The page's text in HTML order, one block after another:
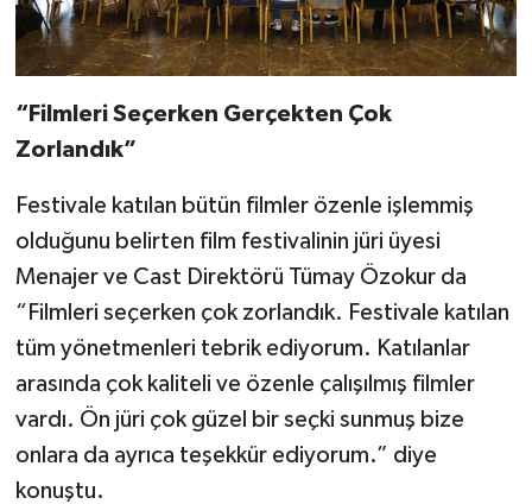
“Filmleri Seçerken Gerçekten Çok
Zorlandık”
Festivale katılan bütün filmler özenle işlemmiş
olduğunu belirten film festivalinin jüri üyesi
Menajer ve Cast Direktörü Tümay Özokur da
“Filmleri seçerken çok zorlandık. Festivale katılan
tüm yönetmenleri tebrik ediyorum. Katılanlar
arasında çok kaliteli ve özenle çalışılmış filmler
vardı. Ön jüri çok güzel bir seçki sunmuş bize
onlara da ayrıca teşekkür ediyorum.” diye
konuştu.